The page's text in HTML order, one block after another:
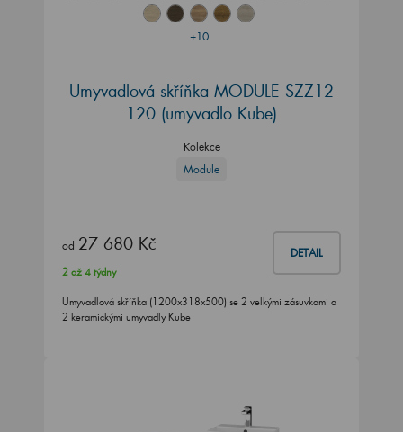
+10
Umyvadlová skříňka MODULE SZZ12
120 (umyvadlo Kube)
Kolekce
Module
od 27 680 Kč DETAIL
2 až 4 týdny
Umyvadlová skříňka (1200x318x500) se 2 velkými zásuvkami a
2 keramickými umyvadly Kube